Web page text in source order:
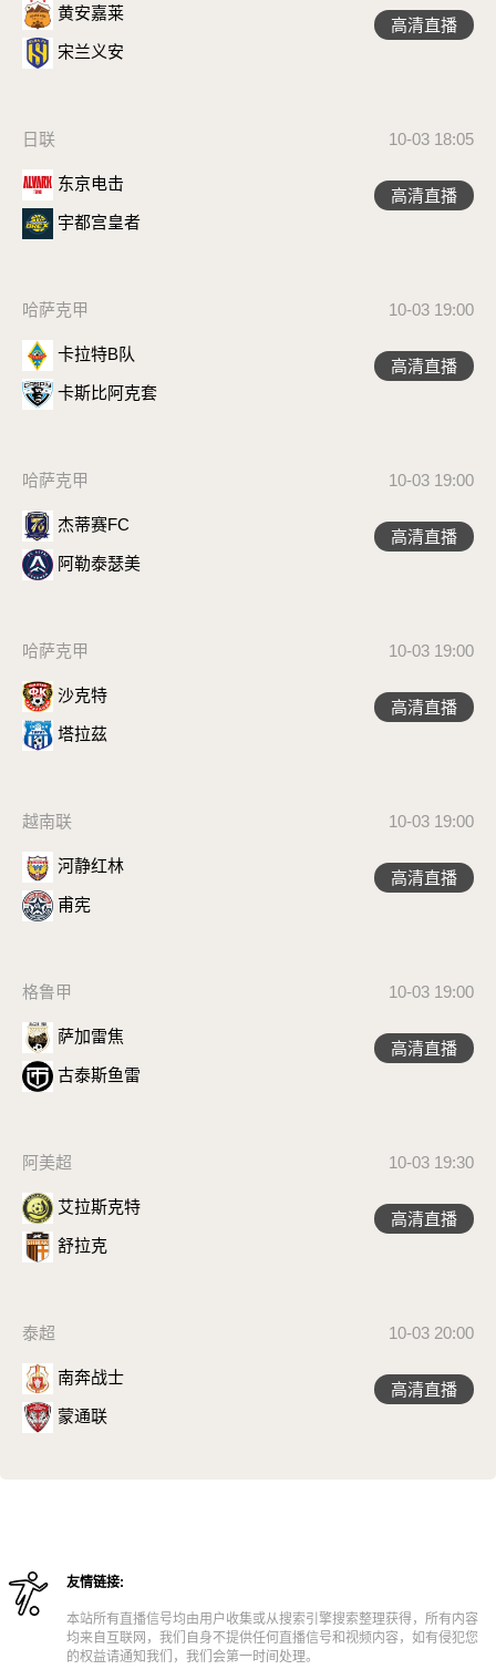
黄安嘉莱
宋兰义安
高清直播
日联 10-03 18:05
东京电击
宇都宫皇者
高清直播
哈萨克甲 10-03 19:00
卡拉特B队
卡斯比阿克套
高清直播
哈萨克甲 10-03 19:00
杰蒂赛FC
阿勒泰瑟美
高清直播
哈萨克甲 10-03 19:00
沙克特
塔拉茲
高清直播
越南联 10-03 19:00
河静红林
甫宪
高清直播
格鲁甲 10-03 19:00
萨加雷焦
古泰斯鱼雷
高清直播
阿美超 10-03 19:30
艾拉斯克特
舒拉克
高清直播
泰超 10-03 20:00
南奔战士
蒙通联
高清直播
友情链接:
本站所有直播信号均由用户收集或从搜索引擎搜索整理获得，所有内容
均来自互联网，我们自身不提供任何直播信号和视频内容，如有侵犯您
的权益请通知我们，我们会第一时间处理。